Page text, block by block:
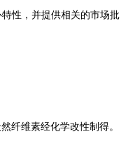
性，并提供相关的市场批
纤维素经化学改性制得。